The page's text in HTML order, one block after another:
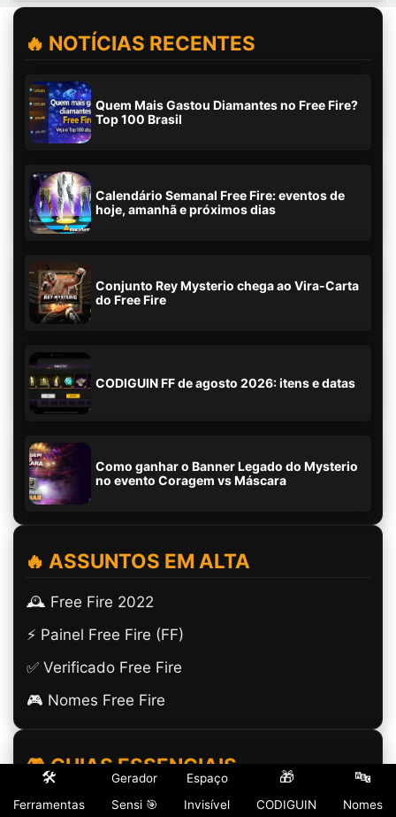
🔥 NOTÍCIAS RECENTES
Quem Mais Gastou Diamantes no Free Fire?
Top 100 Brasil
Calendário Semanal Free Fire: eventos de
hoje, amanhã e próximos dias
Conjunto Rey Mysterio chega ao Vira-Carta
do Free Fire
CODIGUIN FF de agosto 2026: itens e datas
Como ganhar o Banner Legado do Mysterio
no evento Coragem vs Máscara
🔥 ASSUNTOS EM ALTA
🕰️ Free Fire 2022
⚡ Painel Free Fire (FF)
✅ Verificado Free Fire
🎮 Nomes Free Fire
🎮 GUIAS ESSENCIAIS
(ㅤ) Espaço Invisível
🛠️
Ferramentas
Gerador
Sensi 🎯
Espaço
Invisível
🎁
CODIGUIN
🔤
Nomes